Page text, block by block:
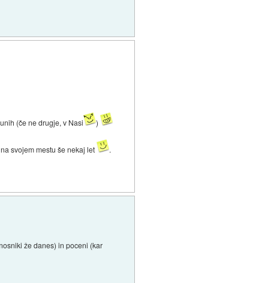
(če ne drugje, v Nasi )
svojem mestu še nekaj let .
že danes) in poceni (kar